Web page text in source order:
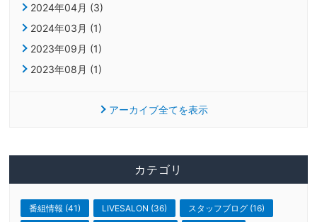
2024年04月 (3)
2024年03月 (1)
2023年09月 (1)
2023年08月 (1)
アーカイブ全てを表示
カテゴリ
番組情報 (41) LIVESALON (36)
スタッフブログ (16)